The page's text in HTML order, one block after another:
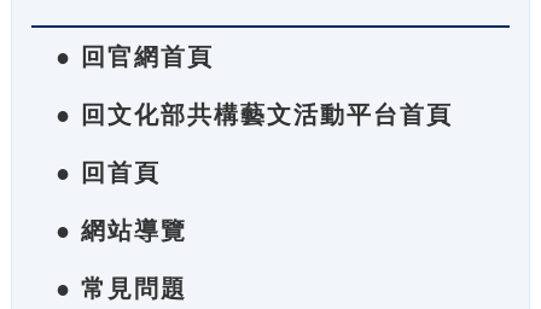
● 回官網首頁
● 回文化部共構藝文活動平台首頁
● 回首頁
● 網站導覽
● 常見問題